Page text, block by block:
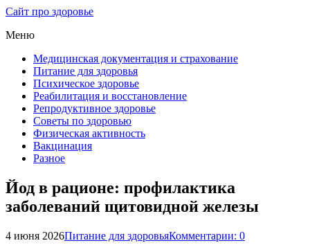
Сайт про здоровье
Меню
Медицинская документация и страхование
Питание для здоровья
Психическое здоровье
Реабилитация и восстановление
Репродуктивное здоровье
Советы по здоровью
Физическая активность
Вакцинация
Разное
Йод в рационе: профилактика
заболеваний щитовидной железы
4 июня 2026Питание для здоровьяКомментарии: 0